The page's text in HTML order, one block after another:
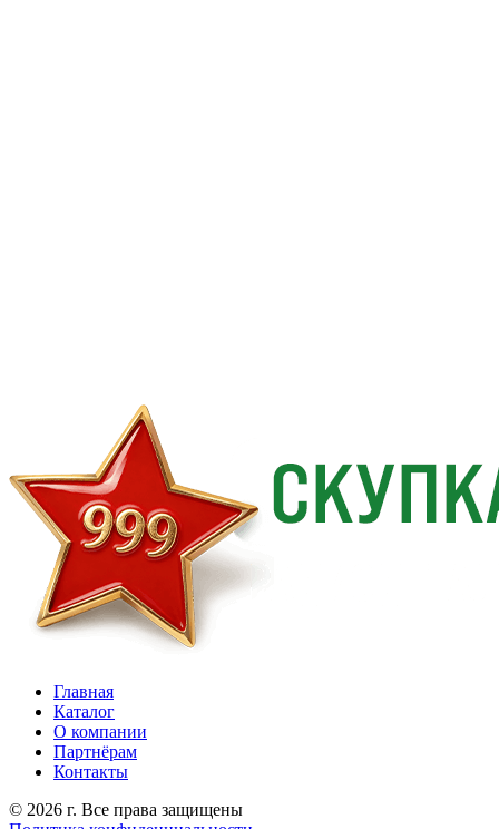
Главная
Каталог
О компании
Партнёрам
Контакты
© 2026 г. Все права защищены